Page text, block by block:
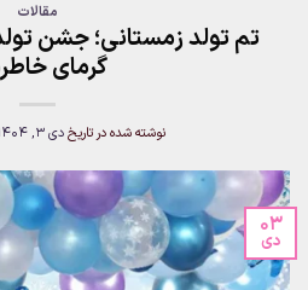
مقالات
تم تولد زمستانی؛ جشن
گرمای
نوشته شده در تاریخدی 3, 1404
03
دی